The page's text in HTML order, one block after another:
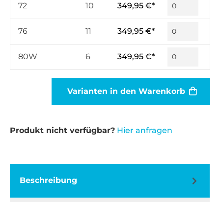
72 10 349,95 €*
76 11 349,95 €*
80W 6 349,95 €*
Varianten in den Warenkorb
Produkt nicht verfügbar? Hier anfragen
Beschreibung